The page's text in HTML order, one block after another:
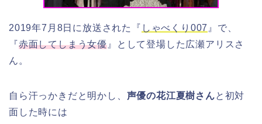
2019年7月8日に放送された『 しゃべくり007 』で、
『赤面してしまう女優 』として登場した広瀬アリスさ
ん。
自ら汗っかきだと明かし、 声優の花江夏樹さんと初対
面した時には